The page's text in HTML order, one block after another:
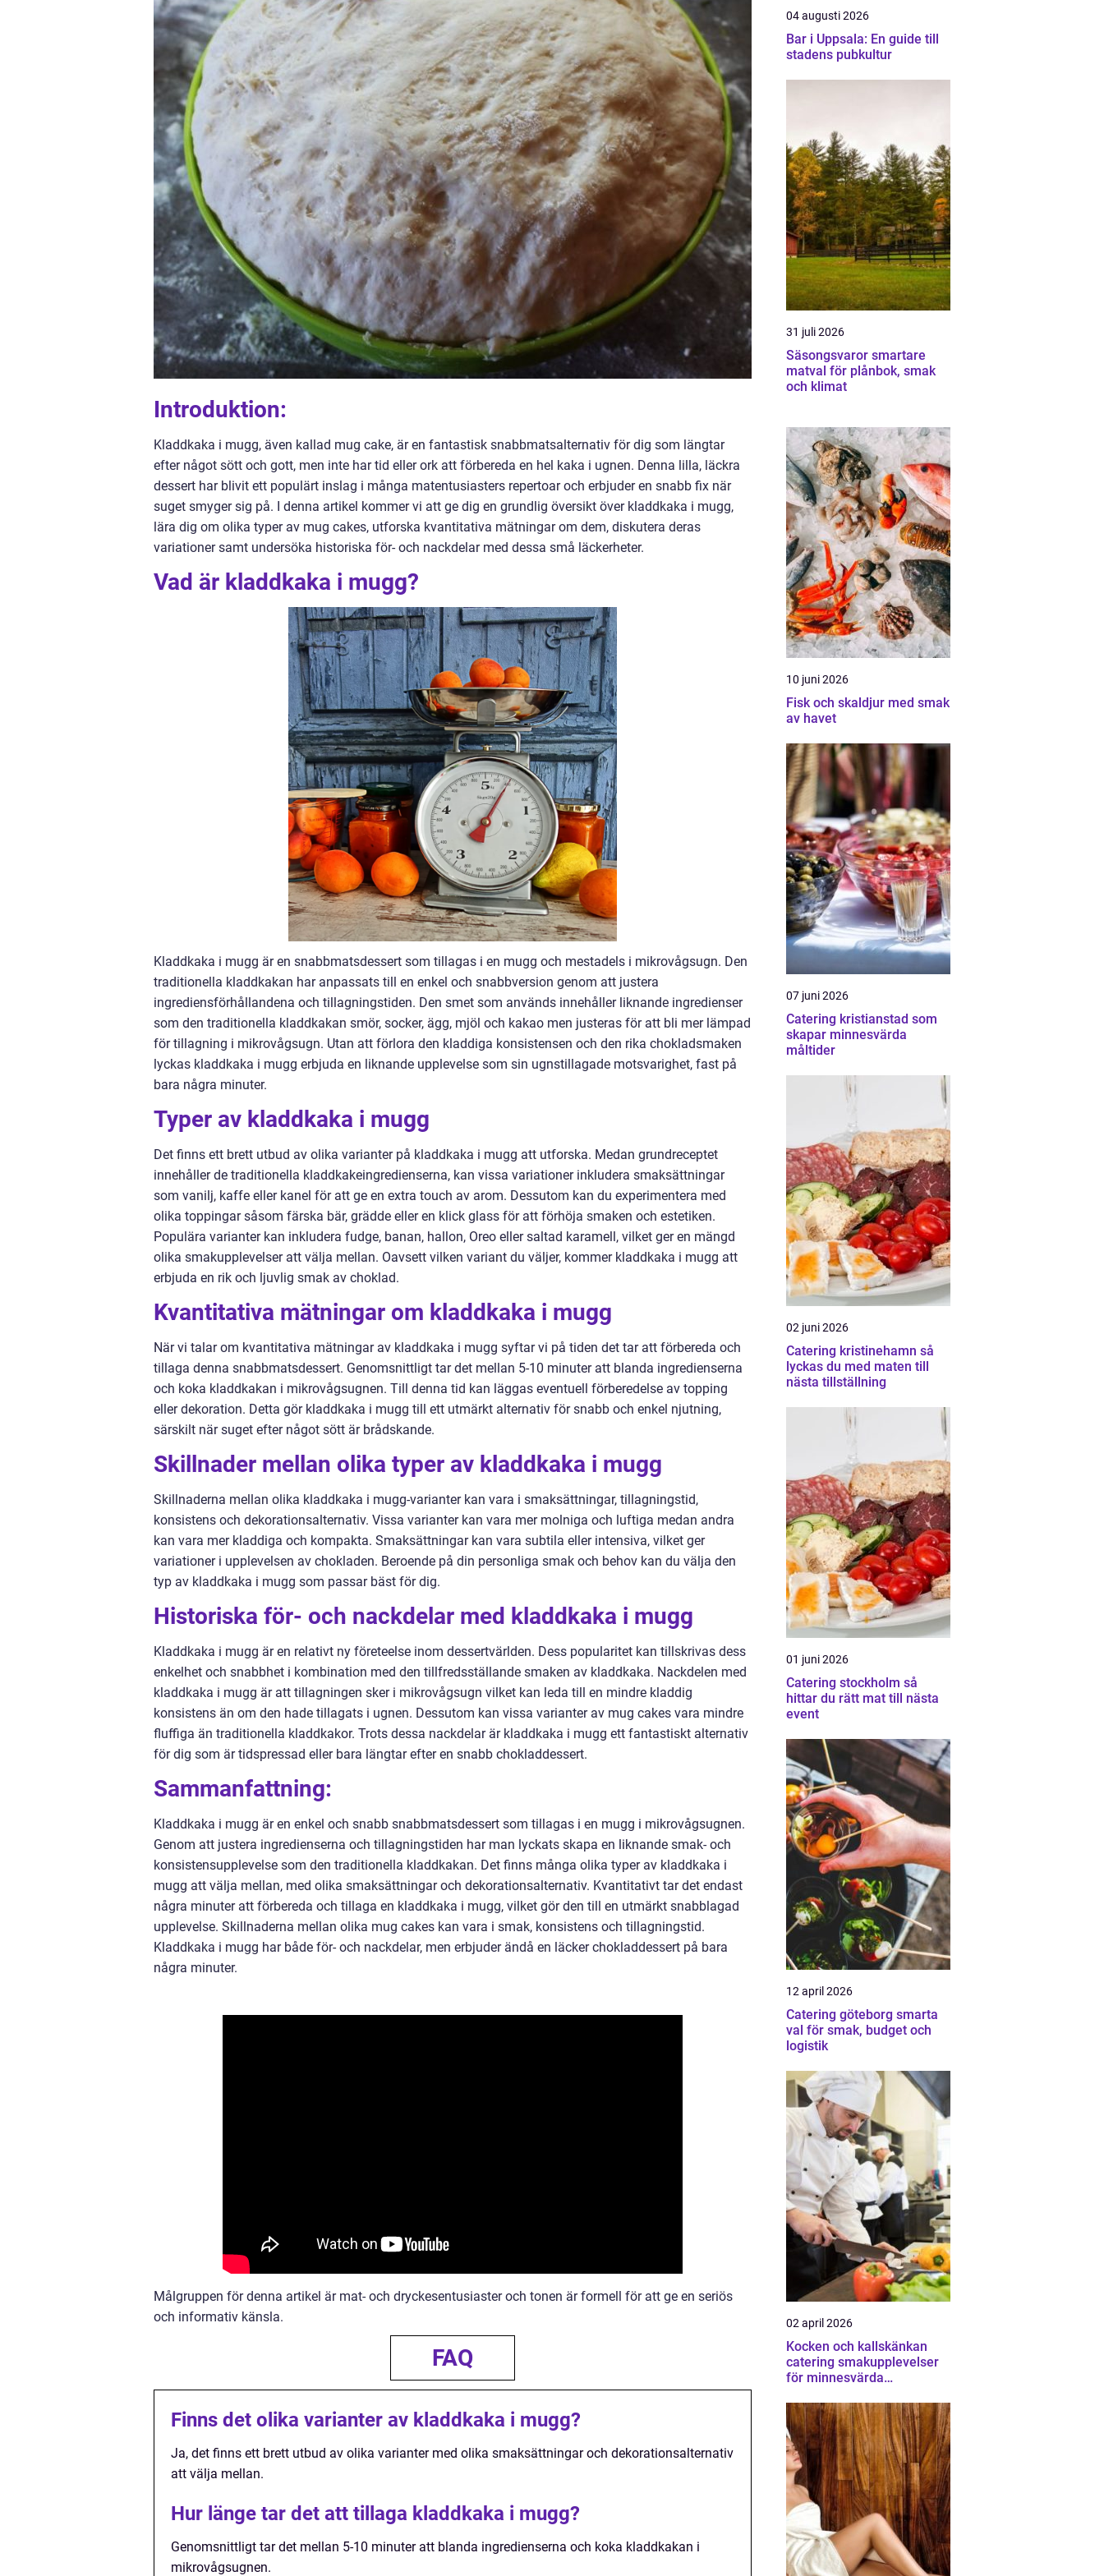
Introduktion:
Kladdkaka i mugg, även kallad mug cake, är en fantastisk snabbmatsalternativ för dig som längtar
efter något sött och gott, men inte har tid eller ork att förbereda en hel kaka i ugnen. Denna lilla, läckra
dessert har blivit ett populärt inslag i många matentusiasters repertoar och erbjuder en snabb fix när
suget smyger sig på. I denna artikel kommer vi att ge dig en grundlig översikt över kladdkaka i mugg,
lära dig om olika typer av mug cakes, utforska kvantitativa mätningar om dem, diskutera deras
variationer samt undersöka historiska för- och nackdelar med dessa små läckerheter.
Vad är kladdkaka i mugg?
Kladdkaka i mugg är en snabbmatsdessert som tillagas i en mugg och mestadels i mikrovågsugn. Den
traditionella kladdkakan har anpassats till en enkel och snabbversion genom att justera
ingrediensförhållandena och tillagningstiden. Den smet som används innehåller liknande ingredienser
som den traditionella kladdkakan smör, socker, ägg, mjöl och kakao men justeras för att bli mer lämpad
för tillagning i mikrovågsugn. Utan att förlora den kladdiga konsistensen och den rika chokladsmaken
lyckas kladdkaka i mugg erbjuda en liknande upplevelse som sin ugnstillagade motsvarighet, fast på
bara några minuter.
Typer av kladdkaka i mugg
Det finns ett brett utbud av olika varianter på kladdkaka i mugg att utforska. Medan grundreceptet
innehåller de traditionella kladdkakeingredienserna, kan vissa variationer inkludera smaksättningar
som vanilj, kaffe eller kanel för att ge en extra touch av arom. Dessutom kan du experimentera med
olika toppingar såsom färska bär, grädde eller en klick glass för att förhöja smaken och estetiken.
Populära varianter kan inkludera fudge, banan, hallon, Oreo eller saltad karamell, vilket ger en mängd
olika smakupplevelser att välja mellan. Oavsett vilken variant du väljer, kommer kladdkaka i mugg att
erbjuda en rik och ljuvlig smak av choklad.
Kvantitativa mätningar om kladdkaka i mugg
När vi talar om kvantitativa mätningar av kladdkaka i mugg syftar vi på tiden det tar att förbereda och
tillaga denna snabbmatsdessert. Genomsnittligt tar det mellan 5-10 minuter att blanda ingredienserna
och koka kladdkakan i mikrovågsugnen. Till denna tid kan läggas eventuell förberedelse av topping
eller dekoration. Detta gör kladdkaka i mugg till ett utmärkt alternativ för snabb och enkel njutning,
särskilt när suget efter något sött är brådskande.
Skillnader mellan olika typer av kladdkaka i mugg
Skillnaderna mellan olika kladdkaka i mugg-varianter kan vara i smaksättningar, tillagningstid,
konsistens och dekorationsalternativ. Vissa varianter kan vara mer molniga och luftiga medan andra
kan vara mer kladdiga och kompakta. Smaksättningar kan vara subtila eller intensiva, vilket ger
variationer i upplevelsen av chokladen. Beroende på din personliga smak och behov kan du välja den
typ av kladdkaka i mugg som passar bäst för dig.
Historiska för- och nackdelar med kladdkaka i mugg
Kladdkaka i mugg är en relativt ny företeelse inom dessertvärlden. Dess popularitet kan tillskrivas dess
enkelhet och snabbhet i kombination med den tillfredsställande smaken av kladdkaka. Nackdelen med
kladdkaka i mugg är att tillagningen sker i mikrovågsugn vilket kan leda till en mindre kladdig
konsistens än om den hade tillagats i ugnen. Dessutom kan vissa varianter av mug cakes vara mindre
fluffiga än traditionella kladdkakor. Trots dessa nackdelar är kladdkaka i mugg ett fantastiskt alternativ
för dig som är tidspressad eller bara längtar efter en snabb chokladdessert.
Sammanfattning:
Kladdkaka i mugg är en enkel och snabb snabbmatsdessert som tillagas i en mugg i mikrovågsugnen.
Genom att justera ingredienserna och tillagningstiden har man lyckats skapa en liknande smak- och
konsistensupplevelse som den traditionella kladdkakan. Det finns många olika typer av kladdkaka i
mugg att välja mellan, med olika smaksättningar och dekorationsalternativ. Kvantitativt tar det endast
några minuter att förbereda och tillaga en kladdkaka i mugg, vilket gör den till en utmärkt snabblagad
upplevelse. Skillnaderna mellan olika mug cakes kan vara i smak, konsistens och tillagningstid.
Kladdkaka i mugg har både för- och nackdelar, men erbjuder ändå en läcker chokladdessert på bara
några minuter.
Målgruppen för denna artikel är mat- och dryckesentusiaster och tonen är formell för att ge en seriös
och informativ känsla.
FAQ
Finns det olika varianter av kladdkaka i mugg?
Ja, det finns ett brett utbud av olika varianter med olika smaksättningar och dekorationsalternativ
att välja mellan.
Hur länge tar det att tillaga kladdkaka i mugg?
Genomsnittligt tar det mellan 5-10 minuter att blanda ingredienserna och koka kladdkakan i
mikrovågsugnen.
04 augusti 2026
Bar i Uppsala: En guide till
stadens pubkultur
31 juli 2026
Säsongsvaror smartare
matval för plånbok, smak
och klimat
10 juni 2026
Fisk och skaldjur med smak
av havet
07 juni 2026
Catering kristianstad som
skapar minnesvärda
måltider
02 juni 2026
Catering kristinehamn så
lyckas du med maten till
nästa tillställning
01 juni 2026
Catering stockholm så
hittar du rätt mat till nästa
event
12 april 2026
Catering göteborg smarta
val för smak, budget och
logistik
02 april 2026
Kocken och kallskänkan
catering smakupplevelser
för minnesvärda